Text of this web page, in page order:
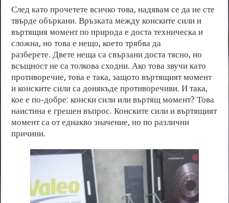
След като прочетете всичко това, надявам се да не сте
твърде объркани. Връзката между конските сили и
въртящия момент по природа е доста техническа и
сложна, но това е нещо, което трябва да
разберете. Двете неща са свързани доста тясно, но
всъщност не са толкова сходни. Ако това звучи като
противоречие, това е така, защото въртящият момент
и конските сили са донякъде противоречиви. И така,
кое е по-добре: конски сили или въртящ момент? Това
наистина е грешен въпрос. Конските сили и въртящият
момент са от еднакво значение, но по различни
причини.